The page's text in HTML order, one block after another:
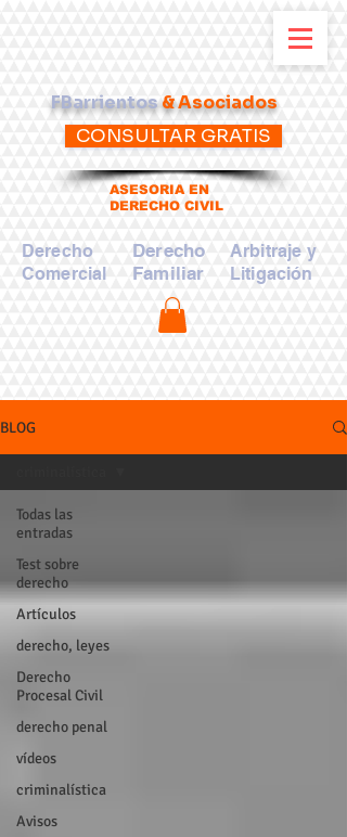
FBarrientos& Asociados
ASESORIA EN
DERECHO CIVIL
Derecho
Comercial
Derecho
Familiar
Arbitraje y
Litigación
CONSULTAR GRATIS
BLOG
Todas las
entradas
Test sobre
derecho
Artículos
derecho, leyes
Derecho
Procesal Civil
derecho penal
vídeos
criminalística
Avisos